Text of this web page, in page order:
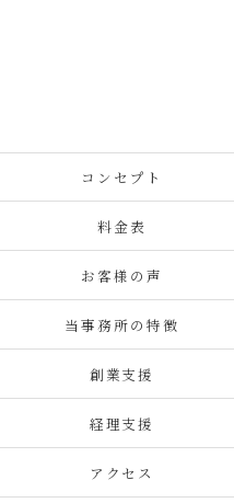
コンセプト
料金表
お客様の声
当事務所の特徴
創業支援
経理支援
アクセス